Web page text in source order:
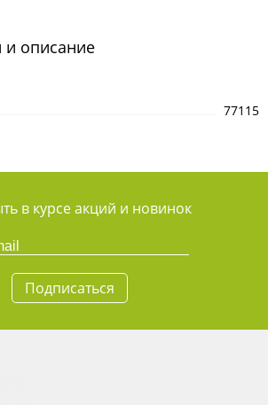
и описание
77115
в курсе акций и новинок
Подписаться